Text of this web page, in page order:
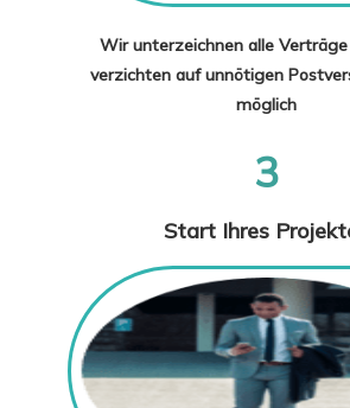
Wir unterzeichnen alle
verzichten auf unnötigen
möglich
3
Start Ihres